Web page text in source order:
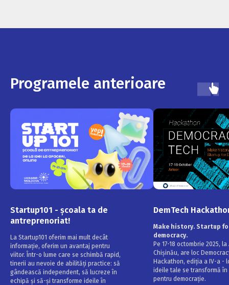
Programele anterioare
Startup101 - școala ta de
antreprenoriat!
La Startup101 oferim mai mult decât
informație, oferim un avantaj pentru
viitor. Într-o lume care se schimbă rapid,
tinerii au nevoie de abilități practice: să
gândească independent, să lucreze în
echipă și să-și transforme ideile în
DemTech
Make history. Startup
democracy.
Pe 17-18 octombrie 2025, la
Chișinău, are loc
Hackathon, ediția a IV-a -
ideile tale se transformă
pentru democrație.